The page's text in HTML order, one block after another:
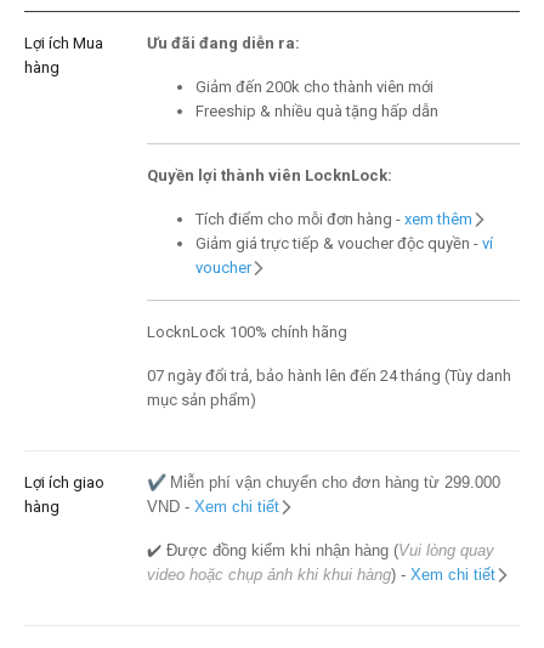
Lợi ích Mua
hàng
Ưu đãi đang diễn ra:
Giảm đến 200k cho thành viên mới
Freeship & nhiều quà tặng hấp dẫn
Quyền lợi thành viên LocknLock:
Tích điểm cho mỗi đơn hàng - xem thêm
Giảm giá trực tiếp & voucher độc quyền - ví
voucher
LocknLock 100% chính hãng
07 ngày đổi trả, bảo hành lên đến 24 tháng (Tùy danh
mục sản phẩm)
Lợi ích giao
hàng
✔️ Miễn phí vận chuyển cho đơn hàng từ 299.000
VND - Xem chi tiết
✔️ Được đồng kiểm khi nhận hàng (Vui lòng quay
video hoặc chụp ảnh khi khui hàng) - Xem chi tiết